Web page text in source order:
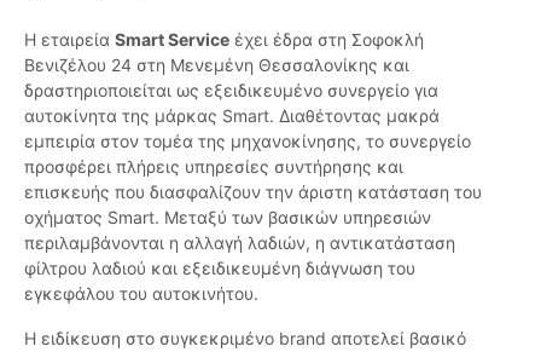
Η εταιρεία Smart Service έχει έδρα στη Σοφοκλή
Βενιζέλου 24 στη Μενεμένη Θεσσαλονίκης και
δραστηριοποιείται ως εξειδικευμένο συνεργείο για
αυτοκίνητα της μάρκας Smart. Διαθέτοντας μακρά
εμπειρία στον τομέα της μηχανοκίνησης, το συνεργείο
προσφέρει πλήρεις υπηρεσίες συντήρησης και
επισκευής που διασφαλίζουν την άριστη κατάσταση του
οχήματος Smart. Μεταξύ των βασικών υπηρεσιών
περιλαμβάνονται η αλλαγή λαδιών, η αντικατάσταση
φίλτρου λαδιού και εξειδικευμένη διάγνωση του
εγκεφάλου του αυτοκινήτου.
Η ειδίκευση στο συγκεκριμένο brand αποτελεί βασικό